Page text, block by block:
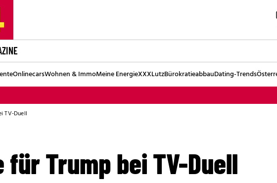
OnlinecarsWohnen & ImmoMeine EnergieXXXLutzBürokratieabbauDating-Trends
TV-Duell
für Trump bei TV-Duell